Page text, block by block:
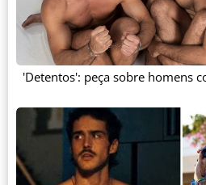
'Detentos': peça sobre homens